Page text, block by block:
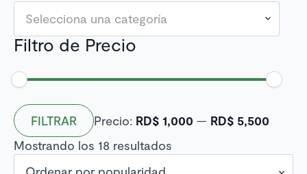
Selecciona una categoría
Filtro de Precio
Precio
mínimo
Precio
máximo
FILTRAR Precio: RD$ 1,000 — RD$ 5,500
Mostrando los 18 resultados